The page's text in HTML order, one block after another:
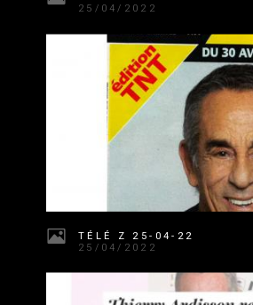
25/04/2022
TÉLÉ Z 25-04-22
25/04/2022